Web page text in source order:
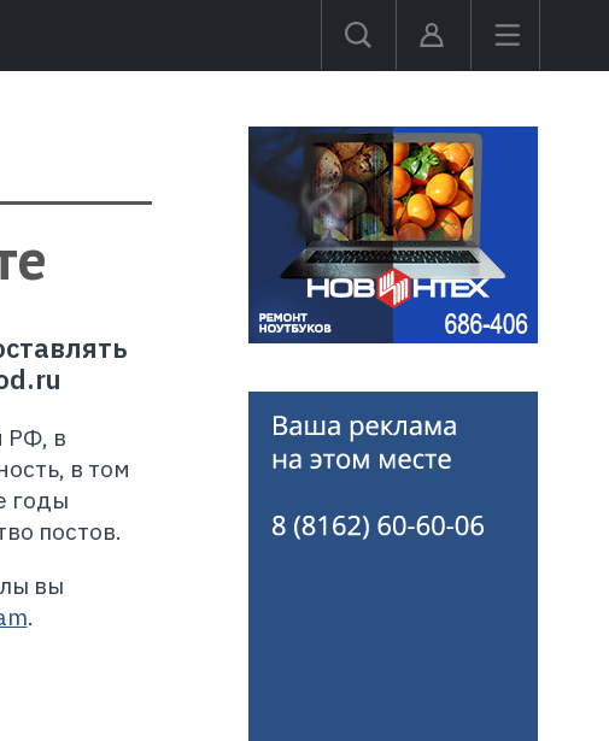
РФ, в
в том
годы
постов.
вы
.